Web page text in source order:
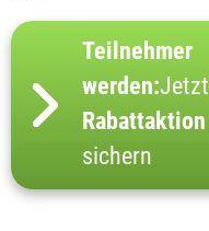
Teilnehmer
werden:Jetzt
Rabattaktion
sichern